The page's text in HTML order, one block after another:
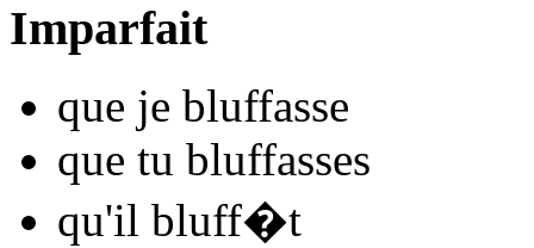
Imparfait
que je bluffasse
que tu bluffasses
qu'il bluff�t